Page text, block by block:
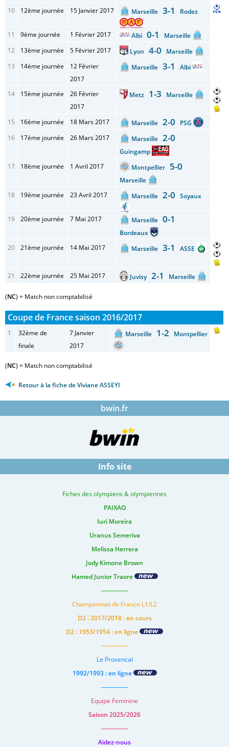
10 12ème journée 15 Janvier 2017 Marseille 3-1 Rodez
11 9ème journée 1 Février 2017 Albi 0-1
Marseille
12
13ème journée 5 Février 2017 Lyon4-0 Marseille
13
14ème journée
12 Février
2017
Marseille 3-1 Albi
14 15ème journée
26 Février
2017
Metz 1-3 Marseille
15 16ème journée 18 Mars 2017 Marseille 2-0 PSG
16
17ème journée 26 Mars 2017 Marseille 2-0
Guingamp
17
18ème journée 1 Avril 2017 Montpellier 5-0
Marseille
18
19ème journée 23 Avril 2017 Marseille 2-0 Soyaux
19 20ème journée 7 Mai 2017 Marseille 0-1
Bordeaux
20
21ème journée 14 Mai 2017 Marseille 3-1 ASSE
21 22ème journée 25 Mai 2017 Juvisy2-1 Marseille
(NC) = Match non comptabilisé
Coupe de France saison 2016/2017
1
32ème de
finale
7 Janvier
2017
Marseille 1-2 Montpellier
(NC) = Match non comptabilisé
Retour à la fiche de Viviane ASSEYI
bwin.fr
Info site
Fiches des olympiens & olympiennes
PAIXAO
Iuri Moreira
Uranus Semeriva
Melissa Herrera
Jody Kimone Brown
Hamed Junior Traore
-------------
Championnat de France L1/L2
D2 : 2017/2018 : en cours
D2 : 1953/1954 : en ligne
-------------
Le Provencal
1992/1993 : en ligne
-------------
Equipe Feminine
Saison 2025/2026
-------------
Aidez-nous